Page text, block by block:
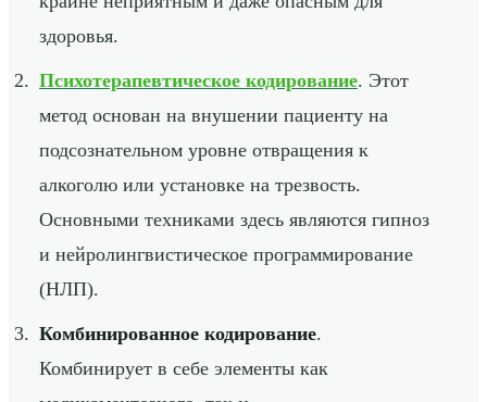
здоровья.
Психотерапевтическое кодирование. Этот
метод основан на внушении пациенту на
подсознательном уровне отвращения к
алкоголю или установке на трезвость.
Основными техниками здесь являются гипноз
и нейролингвистическое программирование
(НЛП).
Комбинированное кодирование.
Комбинирует в себе элементы как